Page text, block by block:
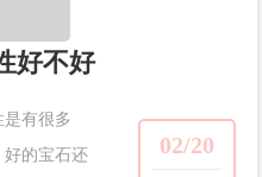
好不好
02/20
有很多
好的宝石还